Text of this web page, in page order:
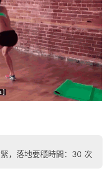
，落地要穩時間：30 次